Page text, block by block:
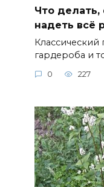
Что
надеть всё
гардероба и
0 227